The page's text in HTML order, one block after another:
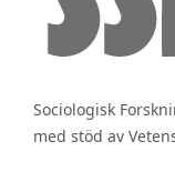
Sociologisk
med stöd av